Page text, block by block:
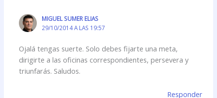
MIGUEL SUMER ELIAS
29/10/2014 A LAS 19:57
Ojalá tengas suerte. Solo debes fijarte una meta,
dirigirte a las oficinas correspondientes, persevera y
triunfarás. Saludos.
Responder